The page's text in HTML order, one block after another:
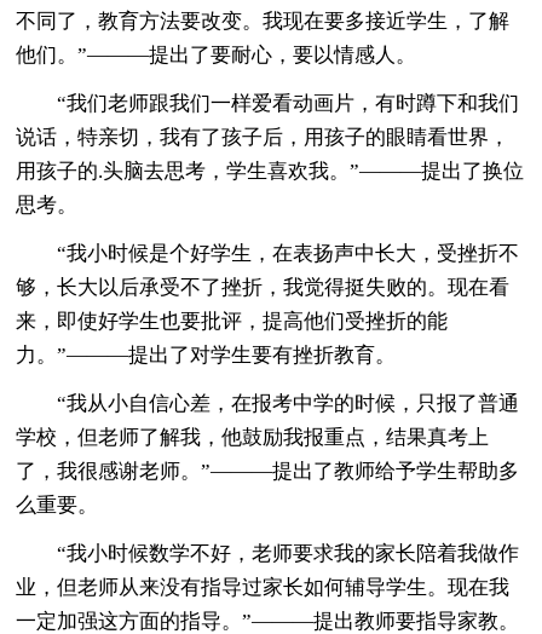
不同了，教育方法要改变。我现在要多接近学生，了解
他们。”———提出了要耐心，要以情感人。
“我们老师跟我们一样爱看动画片，有时蹲下和我们
说话，特亲切，我有了孩子后，用孩子的眼睛看世界，
用孩子的.头脑去思考，学生喜欢我。”———提出了换位
思考。
“我小时候是个好学生，在表扬声中长大，受挫折不
够，长大以后承受不了挫折，我觉得挺失败的。现在看
来，即使好学生也要批评，提高他们受挫折的能
力。”———提出了对学生要有挫折教育。
“我从小自信心差，在报考中学的时候，只报了普通
学校，但老师了解我，他鼓励我报重点，结果真考上
了，我很感谢老师。”———提出了教师给予学生帮助多
么重要。
“我小时候数学不好，老师要求我的家长陪着我做作
业，但老师从来没有指导过家长如何辅导学生。现在我
一定加强这方面的指导。”———提出教师要指导家教。